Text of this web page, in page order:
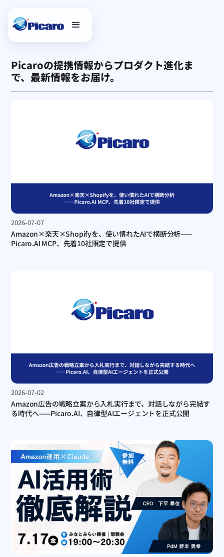
Picaroの提携情報からプロダクト進化ま
で、最新情報をお届け。
2026-07-07
Amazon×楽天×Shopifyを、使い慣れたAIで横断分析——
Picaro.AI MCP、先着10社限定で提供
2026-07-02
Amazon広告の戦略立案から入札実行まで、対話しながら完結す
る時代へ——Picaro.AI、自律型AIエージェントを正式公開